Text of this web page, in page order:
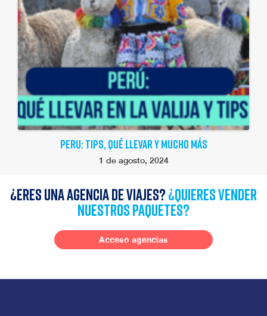
PERU: TIPS, QUÉ LLEVAR Y MUCHO MÁS
1 de agosto, 2024
¿Eres una agencia de viajes?¿quieres vender
nuestros paquetes?
Acceso agencias